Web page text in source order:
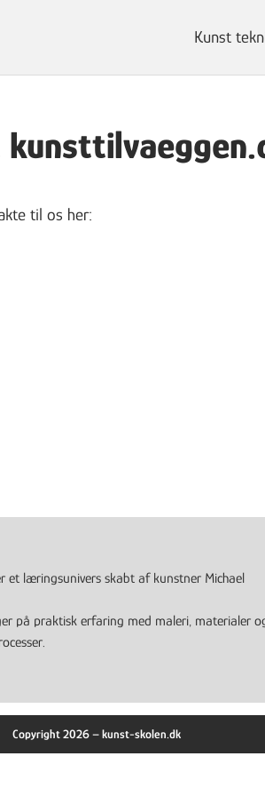
Kunst
til os her:
et læringsunivers skabt af kunstner Michael
på praktisk erfaring med maleri, materialer
Copyright 2026 – kunst-skolen.dk